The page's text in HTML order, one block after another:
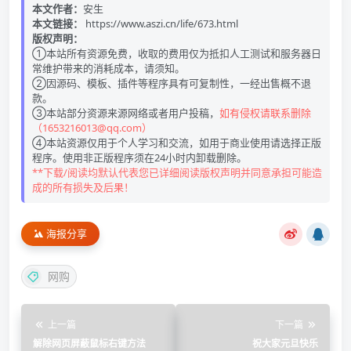
本文作者： 安生
本文链接：
https://www.aszi.cn/life/673.html
版权声明：
①本站所有资源免费，收取的费用仅为抵扣人工测试和服务器日
常维护带来的消耗成本，请须知。
②因源码、模板、插件等程序具有可复制性，一经出售概不退
款。
③本站部分资源来源网络或者用户投稿， 如有侵权请联系删除
（1653216013@qq.com）
④本站资源仅用于个人学习和交流，如用于商业使用请选择正版
程序。使用非正版程序须在24小时内卸载删除。
**下载/阅读均默认代表您已详细阅读版权声明并同意承担可能造
成的所有损失及后果！
海报分享
网购
上一篇
解除网页屏蔽鼠标右键方法
下一篇
祝大家元旦快乐